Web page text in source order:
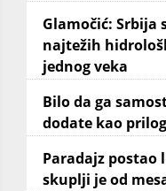
Glamočić: Srbija
najtežih
jednog veka
Bilo da ga
dodate kao
Paradajz postao
skuplji je od